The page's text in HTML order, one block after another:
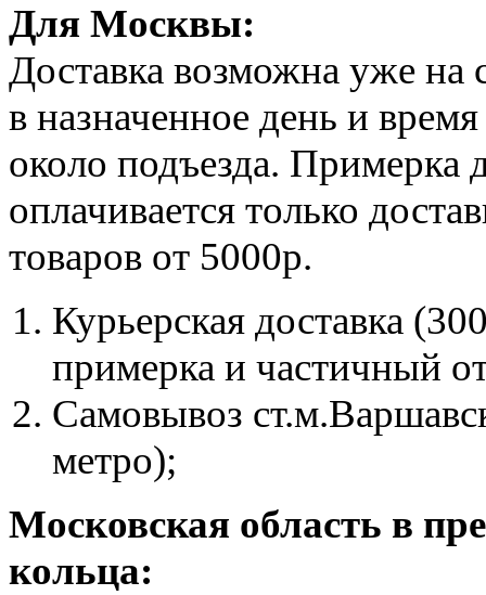
Для Москвы:
Доставка возможна уже
в назначенное день и
около подъезда. Примерка
оплачивается только
товаров от 5000р.
Курьерская доставка
примерка и частичный
Самовывоз
метро);
Московская область в
кольца: